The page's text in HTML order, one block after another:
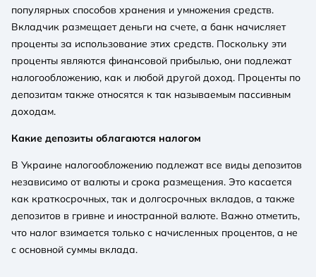
популярных способов хранения и умножения средств.
Вкладчик размещает деньги на счете, а банк начисляет
проценты за использование этих средств. Поскольку эти
проценты являются финансовой прибылью, они подлежат
налогообложению, как и любой другой доход. Проценты по
депозитам также относятся к так называемым пассивным
доходам.
Какие депозиты облагаются налогом
В Украине налогообложению подлежат все виды депозитов
независимо от валюты и срока размещения. Это касается
как краткосрочных, так и долгосрочных вкладов, а также
депозитов в гривне и иностранной валюте. Важно отметить,
что налог взимается только с начисленных процентов, а не
с основной суммы вклада.